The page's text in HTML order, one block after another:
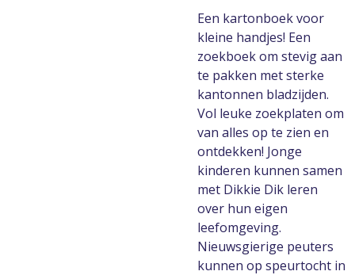
Een kartonboek voor
kleine handjes! Een
zoekboek om stevig aan
te pakken met sterke
kantonnen bladzijden.
Vol leuke zoekplaten om
van alles op te zien en
ontdekken! Jonge
kinderen kunnen samen
met Dikkie Dik leren
over hun eigen
leefomgeving.
Nieuwsgierige peuters
kunnen op speurtocht in